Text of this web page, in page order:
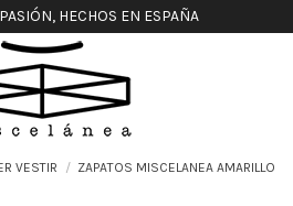
HECHOS EN ESPAÑA
VESTIR ZAPATOS MISCELANEA AMARILLO